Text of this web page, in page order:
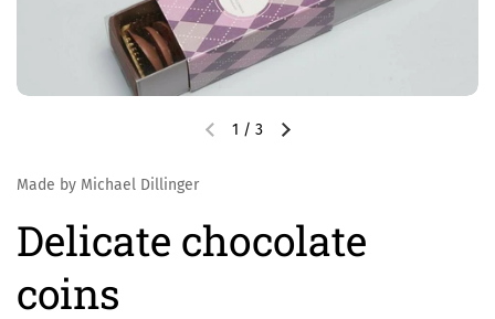
1 / 3
Made by Michael Dillinger
Delicate chocolate
coins